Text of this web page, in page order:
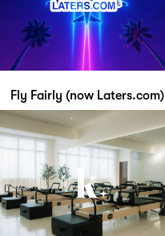
Fly Fairly (now Laters.com)